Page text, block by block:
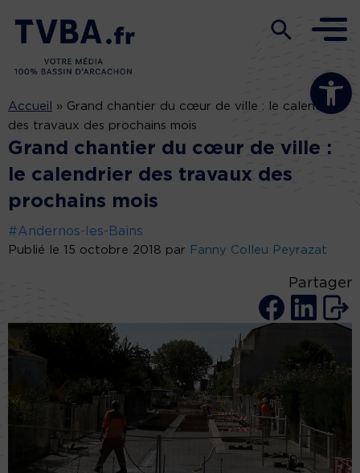
Ouvrir la
Accueil » Grand chantier du cœur de ville : le calendrier
des travaux des prochains mois
Grand chantier du cœur de ville :
le calendrier des travaux des
prochains mois
#Andernos-les-Bains
Publié le 15 octobre 2018 par Fanny Colleu Peyrazat
Partager